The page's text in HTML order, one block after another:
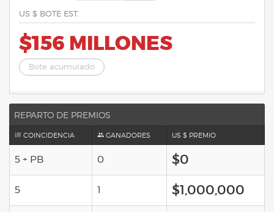
US $ BOTE EST.
$156 MILLONES
Bote acumulado
REPARTO DE PREMIOS
COINCIDENCIA GANADORES US $ PREMIO
5 + PB 0 $0
5 1 $1,000,000